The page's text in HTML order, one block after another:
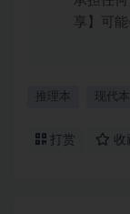
享】可
推理本 现代本
打赏 收